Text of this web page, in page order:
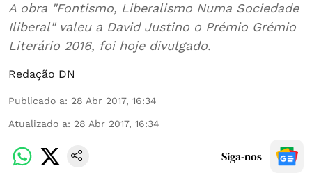
A obra "Fontismo, Liberalismo Numa Sociedade
Iliberal" valeu a David Justino o Prémio Grémio
Literário 2016, foi hoje divulgado.
Redação DN
Publicado a: 28 Abr 2017, 16:34
Atualizado a: 28 Abr 2017, 16:34
Siga-nos